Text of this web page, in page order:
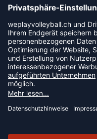
WEPLAYVOLLEYBALL-